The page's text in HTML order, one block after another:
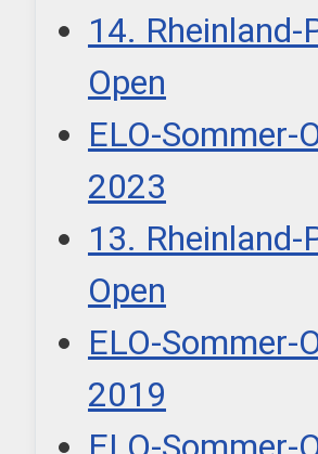
14. Rheinland-
Open
ELO-Sommer-
2023
13. Rheinland-
Open
ELO-Sommer-
2019